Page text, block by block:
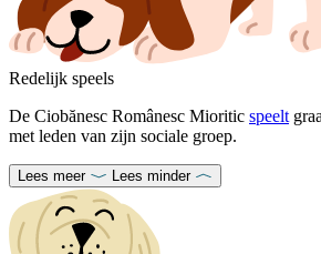
Redelijk speels
De Ciobănesc Românesc Mioritic speelt
met leden van zijn sociale groep.
Lees meer Lees minder